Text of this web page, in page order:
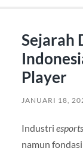
Sejarah
Player
JANUARI 18,
Industri esports
namun